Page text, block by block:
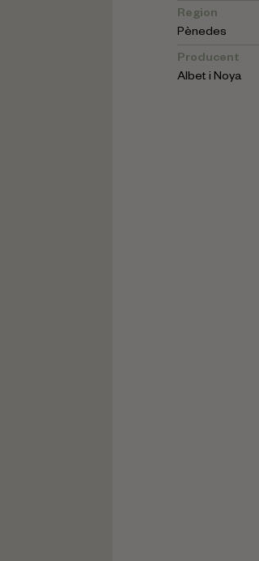
Region
Pènedes
Producent
Albet i Noya